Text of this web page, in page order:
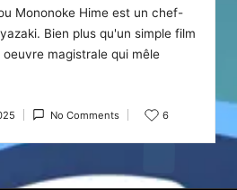
Mononoke Hime est un chef-
Bien plus qu'un simple film
magistrale qui mêle
No Comments 6